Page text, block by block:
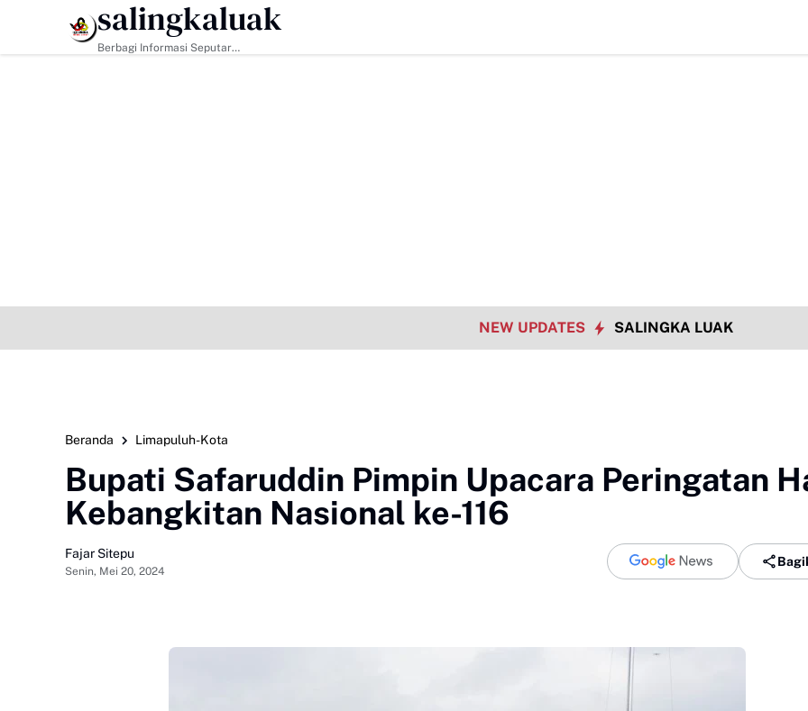
HEADLINE
salingkaluak
Berbagi Informasi Seputar
NEW UPDATES SALINGKA LUAK
Beranda Limapuluh-Kota
Bupati Safaruddin Pimpin Upacara Peringatan
Kebangkitan Nasional ke-116
Fajar Sitepu
Senin, Mei 20, 2024